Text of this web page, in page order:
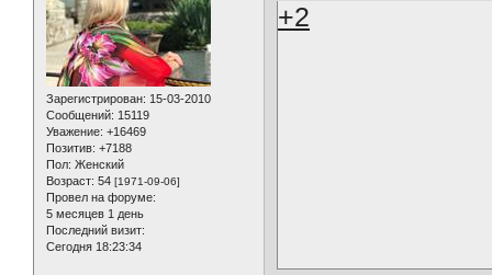
Зарегистрирован: 15-03-2010
Сообщений: 15119
Уважение: +16469
Позитив: +7188
Пол: Женский
Возраст: 54 [1971-09-06]
Провел на форуме:
5 месяцев 1 день
Последний визит:
Сегодня 18:23:34
+2